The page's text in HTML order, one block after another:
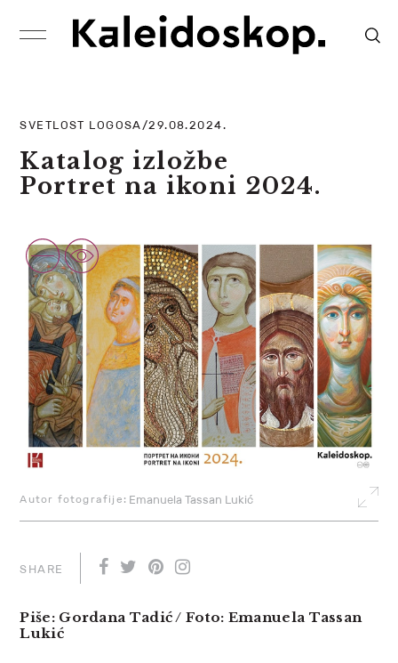
SVETLOST LOGOSA/29.08.2024.
Katalog izložbe
Portret na ikoni 2024.
Emanuela Tassan Lukić
Autor fotografije:
SHARE
Piše: Gordana Tadić / Foto: Emanuela Tassan
Lukić